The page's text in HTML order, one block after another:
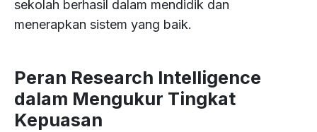
sekolah berhasil dalam mendidik dan
menerapkan sistem yang baik.
Peran Research Intelligence
dalam Mengukur Tingkat
Kepuasan